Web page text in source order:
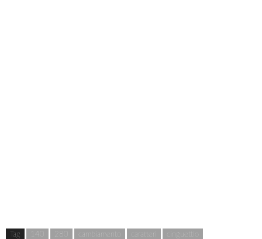
Tag 140 280 cambiamento caratteri
cinguettio